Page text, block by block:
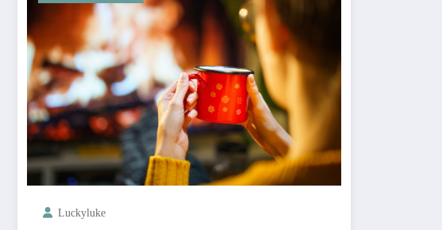
Luckyluke